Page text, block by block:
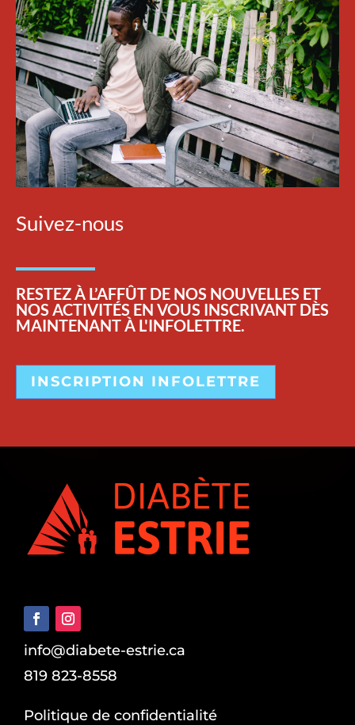
Suivez-nous
RESTEZÀ L’AFFÛT DE NOS NOUVELLES ET
NOS ACTIVITÉS EN VOUS INSCRIVANT DÈS
MAINTENANT À L'INFOLETTRE.
INSCRIPTION INFOLETTRE
info@diabete-estrie.ca
819 823-8558
Politique de confidentialité